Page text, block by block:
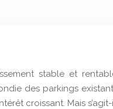
stable et
des parkings
croissant. Mais